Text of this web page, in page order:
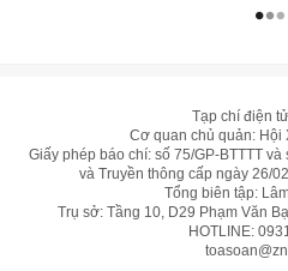
Tạp chí điện
Cơ quan chủ quản: Hội
Giấy phép báo chí: số 75/GP-BTTTT
và Truyền thông cấp ngày 26/
Tổng biên tập:
Trụ sở: Tầng 10, D29 Phạm Văn
HOTLINE: